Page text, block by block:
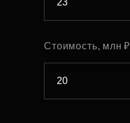
Стоимость, млн ₽